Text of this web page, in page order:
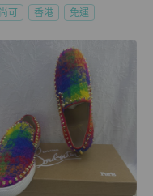
可 香港 免運